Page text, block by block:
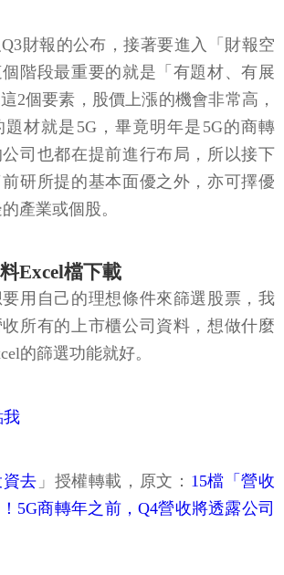
財報的公布，接著要進入「財報空
階段最重要的就是「有題材、有展
2個要素，股價上漲的機會非常高，
材就是5G，畢竟明年是5G的商轉
司也都在提前進行布局，所以接下
研所提的基本面優之外，亦可擇優
產業或個股。
Excel檔下載
用自己的理想條件來篩選股票，我
所有的上市櫃公司資料，想做什麼
的篩選功能就好。
我
資去 」授權轉載，原文： 15檔「營收
5G商轉年之前，Q4營收將透露公司